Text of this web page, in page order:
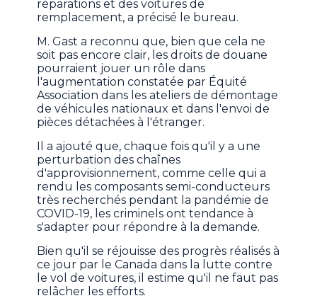
réparations et des voitures de
remplacement, a précisé le bureau.
M. Gast a reconnu que, bien que cela ne
soit pas encore clair, les droits de douane
pourraient jouer un rôle dans
l'augmentation constatée par Équité
Association dans les ateliers de démontage
de véhicules nationaux et dans l'envoi de
pièces détachées à l'étranger.
Il a ajouté que, chaque fois qu'il y a une
perturbation des chaînes
d'approvisionnement, comme celle qui a
rendu les composants semi-conducteurs
très recherchés pendant la pandémie de
COVID-19, les criminels ont tendance à
s'adapter pour répondre à la demande.
Bien qu'il se réjouisse des progrès réalisés à
ce jour par le Canada dans la lutte contre
le vol de voitures, il estime qu'il ne faut pas
relâcher les efforts.